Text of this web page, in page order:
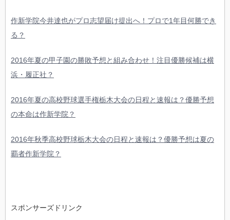
作新学院今井達也がプロ志望届け提出へ！プロで1年目何勝でき
る？
2016年夏の甲子園の勝敗予想と組み合わせ！注目優勝候補は横
浜・履正社？
2016年夏の高校野球選手権栃木大会の日程と速報は？優勝予想
の本命は作新学院？
2016年秋季高校野球栃木大会の日程と速報は？優勝予想は夏の
覇者作新学院？
スポンサーズドリンク